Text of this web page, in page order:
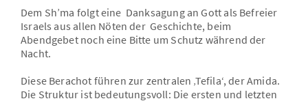
Dem Sh’ma folgt eine Danksagung an Gott als Befreier
Israels aus allen Nöten der Geschichte, beim
Abendgebet noch eine Bitte um Schutz während der
Nacht.
Diese Berachot führen zur zentralen ‚Tefila‘, der Amida.
Die Struktur ist bedeutungsvoll: Die ersten und letzten